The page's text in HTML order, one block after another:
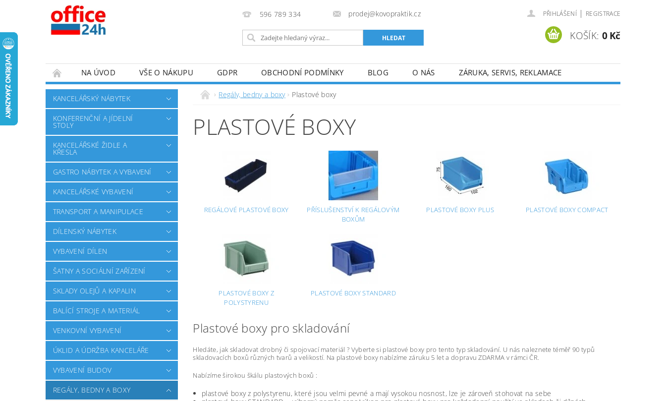
596 789 334 prodej@kovopraktik.cz PŘIHLÁŠENÍ | REGISTRACE
KOŠÍK: 0 Kč
NA ÚVOD VŠE O NÁKUPU GDPR OBCHODNÍ PODMÍNKY BLOG O NÁS ZÁRUKA, SERVIS, REKLAMACE
KANCELÁŘSKÝ NÁBYTEK
KONFERENČNÍ A JÍDELNÍ
STOLY
KANCELÁŘSKÉ ŽIDLE A
KŘESLA
GASTRO NÁBYTEK A VYBAVENÍ
KANCELÁŘSKÉ VYBAVENÍ
TRANSPORT A MANIPULACE
DÍLENSKÝ NÁBYTEK
VYBAVENÍ DÍLEN
ŠATNY A SOCIÁLNÍ ZAŘÍZENÍ
SKLADY OLEJŮ A KAPALIN
BALÍCÍ STROJE A MATERIÁL
VENKOVNÍ VYBAVENÍ
ÚKLID A ÚDRŽBA KANCELÁŘE
VYBAVENÍ BUDOV
REGÁLY, BEDNY A BOXY
Regály, bedny a boxy Plastové boxy
PLASTOVÉ BOXY
REGÁLOVÉ PLASTOVÉ BOXY
PŘÍSLUŠENSTVÍ K REGÁLOVÝM
BOXŮM
PLASTOVÉ BOXY PLUS PLASTOVÉ BOXY COMPACT
PLASTOVÉ BOXY Z
POLYSTYRENU
PLASTOVÉ BOXY STANDARD
Plastové boxy pro skladování
Hledáte, jak skladovat drobný či spojovací materiál ? Vyberte si plastové boxy pro tento typ skladování. U nás naleznete téměř 90 typů
skladovacích boxů různých tvarů a velikostí. Na plastové boxy nabízíme záruku 5 let a dopravu ZDARMA v rámci ČR.
Nabízíme širokou škálu plastových boxů :
plastové boxy z polystyrenu, které jsou velmi pevné a mají vysokou nosnost, lze je zároveň stohovat na sebe